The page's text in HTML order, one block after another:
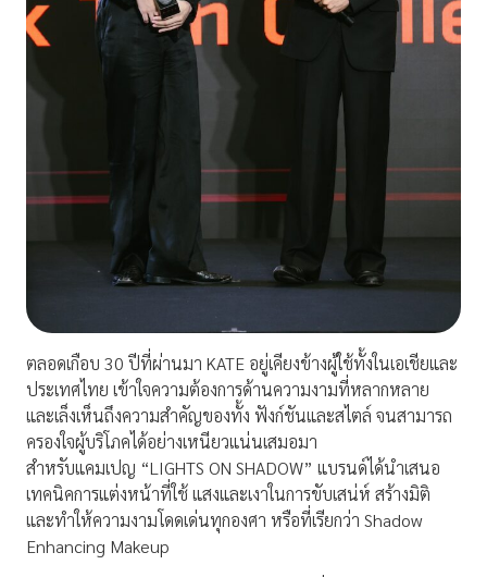
ตลอดเกือบ 30 ปีที่ผ่านมา KATE อยู่เคียงข้างผู้ใช้ทั้งในเอเชียและ
ประเทศไทย เข้าใจความต้องการด้านความงามที่หลากหลาย
และเล็งเห็นถึงความสำคัญของทั้ง ฟังก์ชันและสไตล์ จนสามารถ
ครองใจผู้บริโภคได้อย่างเหนียวแน่นเสมอมา
สำหรับแคมเปญ “LIGHTS ON SHADOW” แบรนด์ได้นำเสนอ
เทคนิคการแต่งหน้าที่ใช้ แสงและเงาในการขับเสน่ห์ สร้างมิติ
และทำให้ความงามโดดเด่นทุกองศา หรือที่เรียกว่า Shadow
Enhancing Makeup